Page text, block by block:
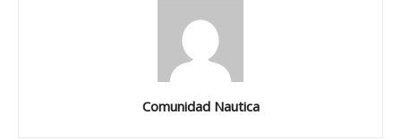
Comunidad Nautica